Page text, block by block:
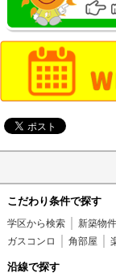
こだわり条件で探す
学区から検索 新築物件
ガスコンロ
角部屋
沿線で探す